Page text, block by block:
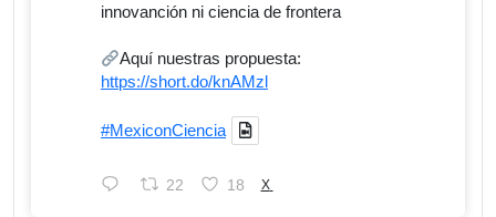
innovanción ni ciencia de frontera
Aquí nuestras propuesta:
https://short.do/knAMzl
#MexiconCiencia
22 18 X